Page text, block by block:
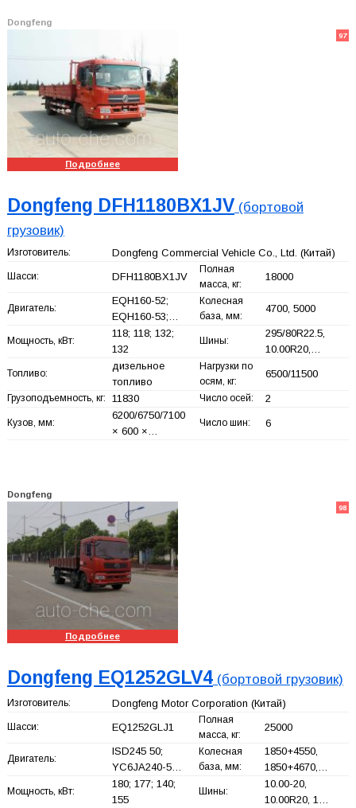
Dongfeng
97
Подробнее
Dongfeng DFH1180BX1JV (бортовой
грузовик)
Изготовитель: Dongfeng Commercial Vehicle Co., Ltd. (Китай)
Шасси: DFH1180BX1JV
Полная
масса, кг:
18000
Двигатель:
EQH160-52;
EQH160-53;…
Колесная
база, мм:
4700, 5000
Мощность, кВт:
118; 118; 132;
132
Шины:
295/80R22.5,
10.00R20,…
Топливо:
дизельное
топливо
Нагрузки по
осям, кг:
6500/11500
Грузоподъемность, кг: 11830 Число осей: 2
Кузов, мм:
6200/6750/7100
× 600 ×…
Число шин: 6
Dongfeng
98
Подробнее
Dongfeng EQ1252GLV4(бортовой грузовик)
Изготовитель: Dongfeng Motor Corporation (Китай)
Шасси: EQ1252GLJ1
Полная
масса, кг:
25000
Двигатель:
ISD245 50;
YC6JA240-5…
Колесная
база, мм:
1850+4550,
1850+4670,…
Мощность, кВт:
180; 177; 140;
155
Шины:
10.00-20,
10.00R20, 1…